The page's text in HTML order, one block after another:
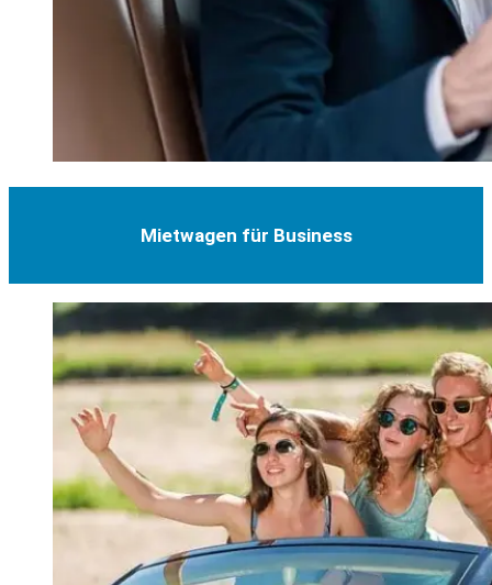
Mietwagen für Business